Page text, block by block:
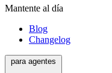
Mantente al día
Blog
Changelog